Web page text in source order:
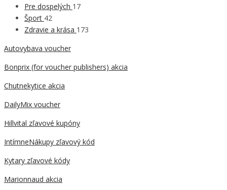
Pre dospelých 17
Šport 42
Zdravie a krása 173
Autovybava voucher
Bonprix (for voucher publishers) akcia
Chutnekytice akcia
DailyMix voucher
Hillvital zľavové kupóny
IntímneNákupy zľavový kód
Kytary zľavové kódy
Marionnaud akcia